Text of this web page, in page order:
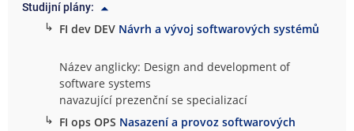
Studijní plány:
↳ FI dev DEV Návrh a vývoj softwarových systémů
Název anglicky: Design and development of
software systems
navazující prezenční se specializací
↳ FI ops OPS Nasazení a provoz softwarových